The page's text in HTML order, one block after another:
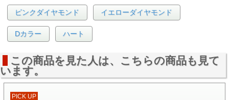
ピンクダイヤモンド イエローダイヤモンド
Dカラー ハート
この商品を見た人は、こちらの商品も見て
います。
PICK UP